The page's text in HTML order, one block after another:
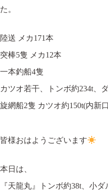
た。
陸送 メカ171本
突棒5隻 メカ12本
一本釣船4隻
カツオ若干、トンボ約234t、
旋網船2隻 カツオ約150t(内新
皆様おはようございます
本日は、
『天龍丸』トンボ約38t、小